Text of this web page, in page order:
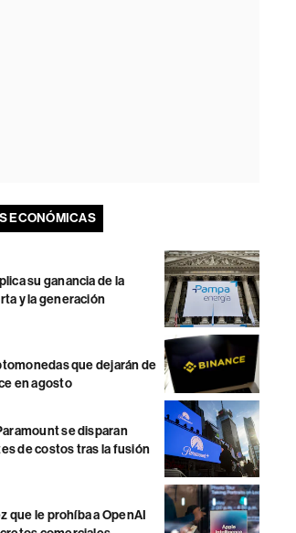
ECONÓMICAS
su ganancia de la
y la generación
que dejarán de
en agosto
se disparan
de costos tras la fusión
que le prohíba a OpenAI